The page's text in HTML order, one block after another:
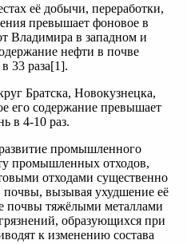
её добычи, переработки,
превышает фоновое в
Владимира в западном и
нефти в почве
33 раза[1].
Братска, Новокузнецка,
его содержание превышает
в 4-10 раз.
промышленного
промышленных отходов,
отходами существенно
вызывая ухудшение её
почвы тяжёлыми металлами
образующихся при
к изменению состава